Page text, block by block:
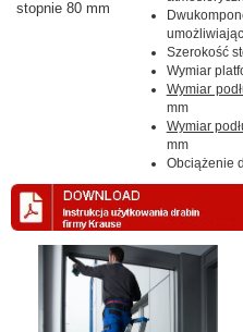
stopnie 80 mm
Szerokość
Wymiar
Wymiar
mm
Wymiar
mm
Obciążenie